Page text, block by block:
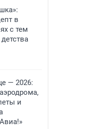
в
с тем
— 2026:
и